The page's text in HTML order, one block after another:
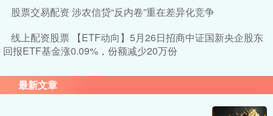
股票交易配资 涉农信贷“反内卷”重在差异化竞争
线上配资股票 【ETF动向】5月26日招商中证国新央企股东
回报ETF基金涨0.09%，份额减少20万份
最新文章